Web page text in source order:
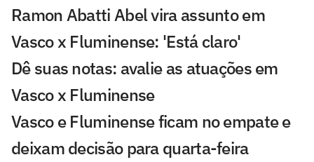
Ramon Abatti Abel vira assunto em
Vasco x Fluminense: 'Está claro'
Dê suas notas: avalie as atuações em
Vasco x Fluminense
Vasco e Fluminense ficam no empate e
deixam decisão para quarta-feira